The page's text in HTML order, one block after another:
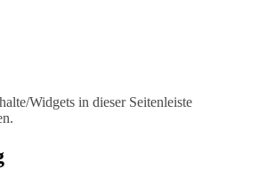
Widgets in dieser Seitenleiste